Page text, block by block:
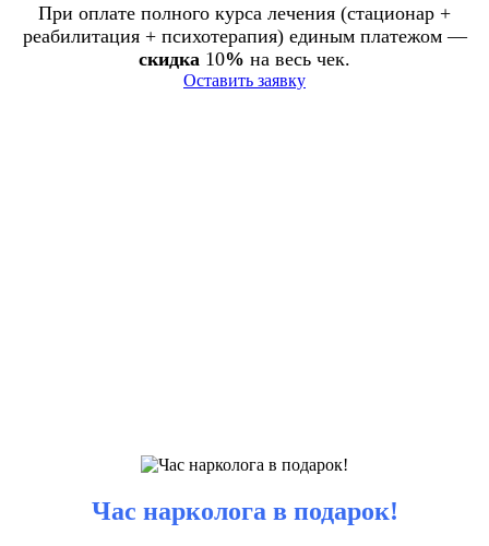
При оплате полного курса лечения (стационар +
реабилитация + психотерапия) единым платежом —
скидка 10% на весь чек.
Оставить заявку
Час нарколога в подарок!